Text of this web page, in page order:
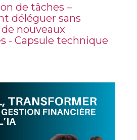
de tâches –
déléguer sans
nouveaux
- Capsule technique